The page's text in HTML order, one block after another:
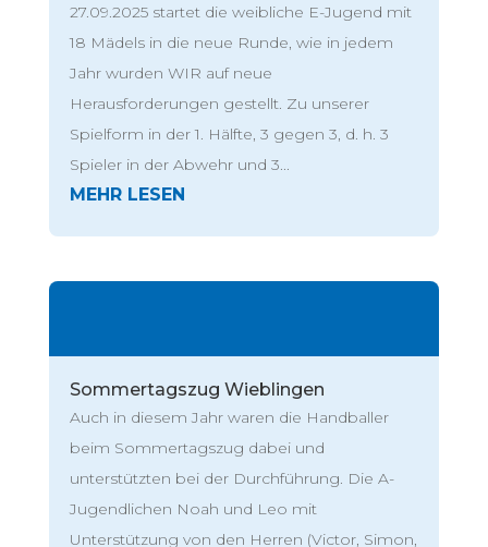
27.09.2025 startet die weibliche E-Jugend mit
18 Mädels in die neue Runde, wie in jedem
Jahr wurden WIR auf neue
Herausforderungen gestellt. Zu unserer
Spielform in der 1. Hälfte, 3 gegen 3, d. h. 3
Spieler in der Abwehr und 3...
Sommertagszug Wieblingen
Auch in diesem Jahr waren die Handballer
beim Sommertagszug dabei und
unterstützten bei der Durchführung. Die A-
Jugendlichen Noah und Leo mit
Unterstützung von den Herren (Victor, Simon,